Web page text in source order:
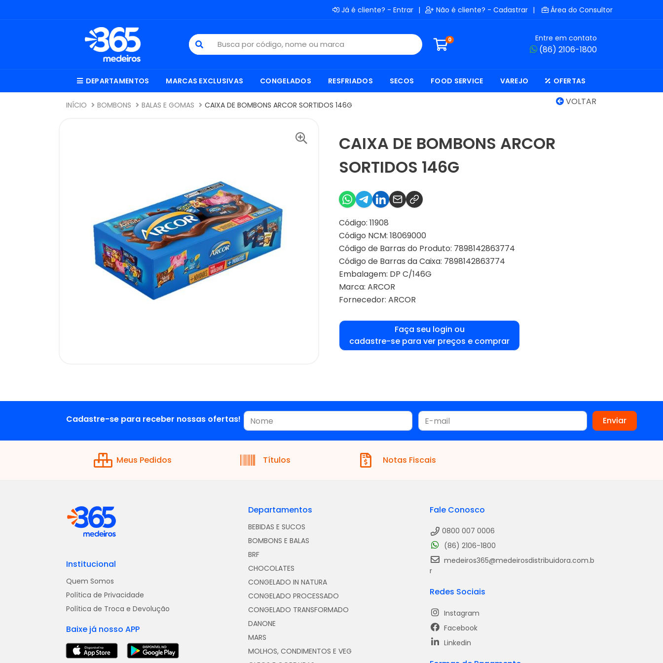
Já é cliente? - Entrar | Não é cliente? - Cadastrar | Área do Consultor
0 Entre em contato
(86) 2106-1800
DEPARTAMENTOS MARCAS EXCLUSIVAS CONGELADOS RESFRIADOS SECOS FOOD SERVICE VAREJO OFERTAS
VOLTAR
INÍCIO BOMBONS BALAS E GOMAS CAIXA DE BOMBONS ARCOR SORTIDOS 146G
CAIXA DE BOMBONS ARCOR
SORTIDOS 146G
Código: 11908
Código NCM: 18069000
Código de Barras do Produto: 7898142863774
Código de Barras da Caixa: 7898142863774
Embalagem: DP C/146G
Marca: ARCOR
Fornecedor: ARCOR
Faça seu login ou
cadastre-se para ver preços e comprar
Cadastre-se para receber nossas ofertas!
Meus Pedidos Títulos Notas Fiscais
Institucional
Quem Somos
Política de Privacidade
Política de Troca e Devolução
Baixe já nosso APP
Departamentos
BEBIDAS E SUCOS
BOMBONS E BALAS
BRF
CHOCOLATES
CONGELADO IN NATURA
CONGELADO PROCESSADO
CONGELADO TRANSFORMADO
DANONE
MARS
MOLHOS, CONDIMENTOS E VEG
Fale Conosco
0800 007 0006
(86) 2106-1800
medeiros365@medeirosdistribuidora.com.b
r
Redes Sociais
Instagram
Facebook
Linkedin